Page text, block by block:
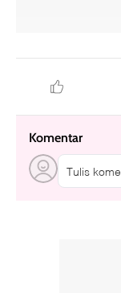
Komentar
Tulis